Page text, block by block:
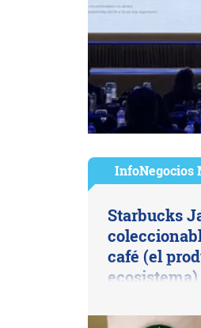
InfoNegocios
Starbucks
café (el
ecosistema)